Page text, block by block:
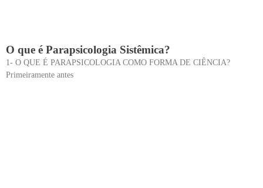
O que é Parapsicologia Sistêmica?
1- O QUE É PARAPSICOLOGIA COMO FORMA DE CIÊNCIA?
Primeiramente antes